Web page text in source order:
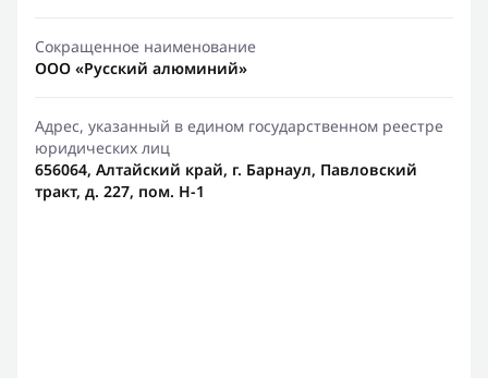
Сокращенное наименование
ООО «Русский алюминий»
Адрес, указанный в едином государственном реестре
юридических лиц
656064, Алтайский край, г. Барнаул, Павловский
тракт, д. 227, пом. Н-1